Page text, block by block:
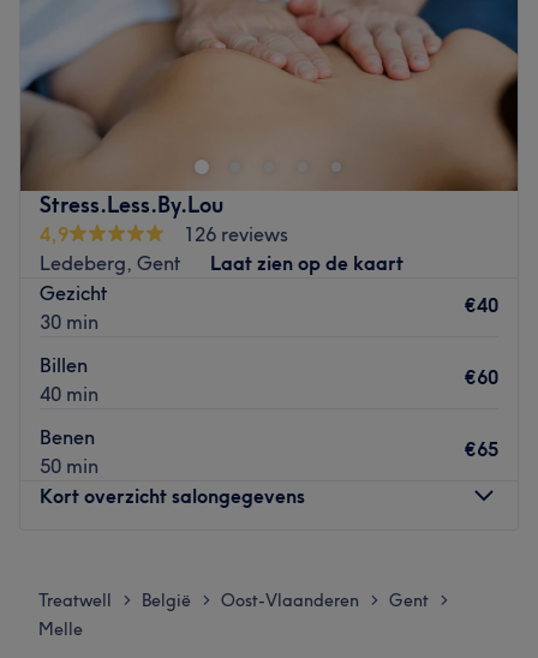
Gesloten
.
Stress.Less.By.Lou
4,9
126 reviews
Ledeberg, Gent
Laat zien op de kaart
Gezicht
30 min
€40
Billen
40 min
€60
Benen
50 min
€65
Kort overzicht salongegevens
Dinsdag
11:00
21:00
Woensdag
Treatwell > België > Oost-Vlaanderen > Gent >
Melle